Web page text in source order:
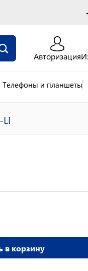
Авторизация
Телефоны и планшеты
в корзину